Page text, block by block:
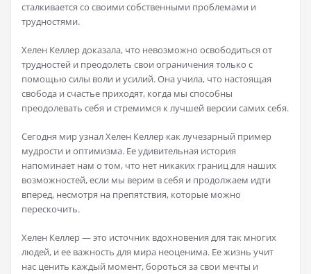
сталкивается со своими собственными проблемами и
трудностями.
Хелен Келлер доказала, что невозможно освободиться от
трудностей и преодолеть свои ограничения только с
помощью силы воли и усилий. Она учила, что настоящая
свобода и счастье приходят, когда мы способны
преодолевать себя и стремимся к лучшей версии самих себя.
Сегодня мир узнал Хелен Келлер как лучезарный пример
мудрости и оптимизма. Ее удивительная история
напоминает нам о том, что нет никаких границ для наших
возможностей, если мы верим в себя и продолжаем идти
вперед, несмотря на препятствия, которые можно
перескочить.
Хелен Келлер — это источник вдохновения для так многих
людей, и ее важность для мира неоценима. Ее жизнь учит
нас ценить каждый момент, бороться за свои мечты и